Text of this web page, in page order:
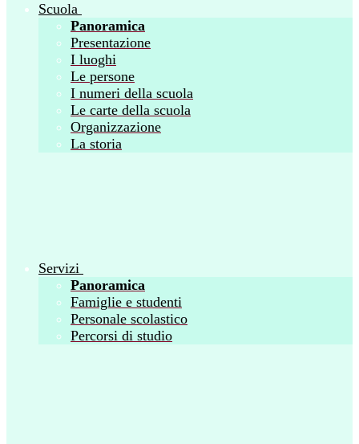
Scuola
Panoramica
Presentazione
I luoghi
Le persone
I numeri della scuola
Le carte della scuola
Organizzazione
La storia
Servizi
Panoramica
Famiglie e studenti
Personale scolastico
Percorsi di studio